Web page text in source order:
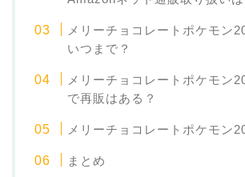
メリーチョコレートポケモン
いつまで？
メリーチョコレートポケモン
で再販はある？
メリーチョコレートポケモン
まとめ